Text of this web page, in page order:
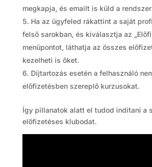
megkapja, és emailt is küld a
Ha az ügyfeled rákattint a saját
felső sarokban, és kiválasztja az
menüpontot, láthatja az összes
kezelheti is őket.
Díjtartozás esetén a felhasználó
előfizetésben szereplő kurzusokat.
Így pillanatok alatt el tudod indítani a
előfizetéses klubodat.